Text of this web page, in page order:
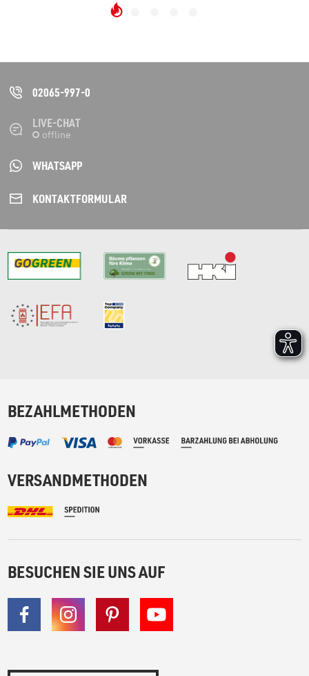
02065-997-0
LIVE-CHAT
WHATSAPP
KONTAKT­FORMULAR
BEZAHLMETHODEN
VERSANDMETHODEN
BESUCHEN SIE UNS AUF